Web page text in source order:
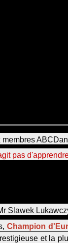
pas
Slawek
Champion
et la